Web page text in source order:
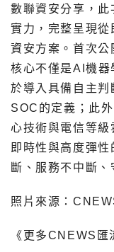
數聯資安分享，此
實力，完整呈現從
資安方案。首次
核心不僅是AI機器
於導入具備自主
SOC的定義；此
心技術與電信等級
即時性與高度彈
斷、服務不中斷、
照片來源：
《更多CNEWS匯